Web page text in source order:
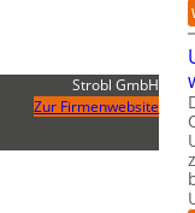
Strobl GmbH
Zur Firmenwebsite